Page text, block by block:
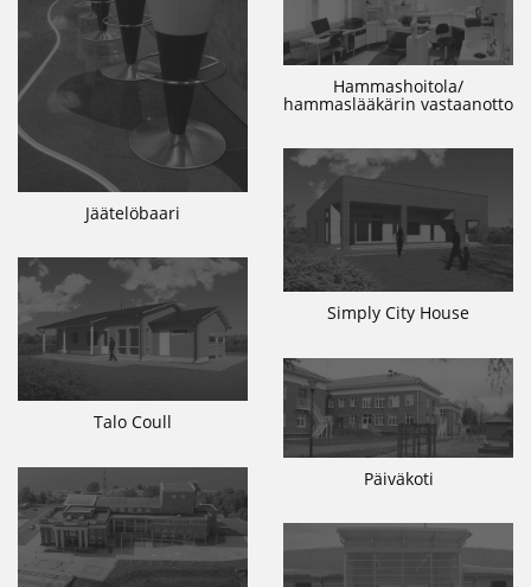
Jäätelöbaari
Hammashoitola/
hammaslääkärin vastaanotto
Simply City House
Talo Coull
Päiväkoti